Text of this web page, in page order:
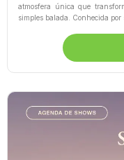
atmosfera única que
simples balada. Conhecida